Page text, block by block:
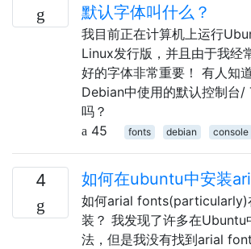
默认字体叫什么？
我目前正在计算机上运行
Linux发行版，并且由于我经
好的字体非常重要！ 有人知
Debian中使用的默认控制台/
吗？
45
fonts debian console
4 如何在ubuntu中安装
如何arial fonts(particularly)
装？ 我发现了许多在Ubuntu
法，但是我没有找到arial